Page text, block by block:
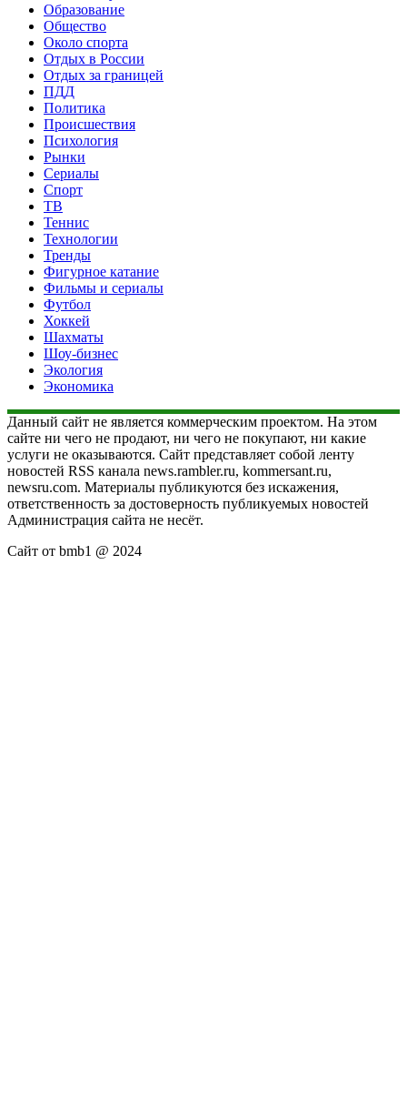
Образование
Общество
Около спорта
Отдых в России
Отдых за границей
ПДД
Политика
Происшествия
Психология
Рынки
Сериалы
Спорт
ТВ
Теннис
Технологии
Тренды
Фигурное катание
Фильмы и сериалы
Футбол
Хоккей
Шахматы
Шоу-бизнес
Экология
Экономика
Данный сайт не является коммерческим проектом. На этом
сайте ни чего не продают, ни чего не покупают, ни какие
услуги не оказываются. Сайт представляет собой ленту
новостей RSS канала news.rambler.ru, kommersant.ru,
newsru.com. Материалы публикуются без искажения,
ответственность за достоверность публикуемых новостей
Администрация сайта не несёт.
Сайт от bmb1 @ 2024